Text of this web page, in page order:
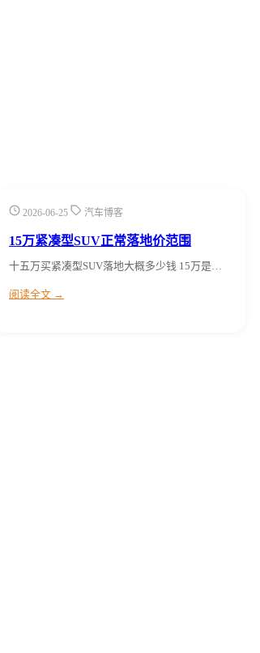
2026-06-25 汽车博客
15万紧凑型SUV正常落地价范围
十五万买紧凑型SUV落地大概多少钱 15万是…
阅读全文 →